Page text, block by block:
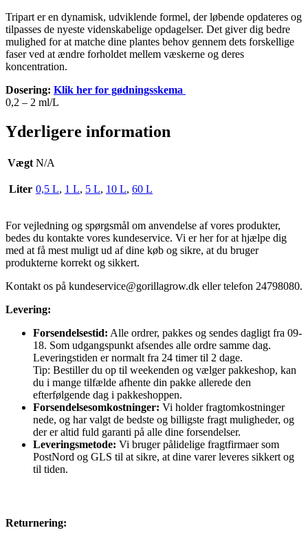
Tripart er en dynamisk, udviklende formel, der løbende opdateres og
tilpasses de nyeste videnskabelige opdagelser. Det giver dig bedre
mulighed for at matche dine plantes behov gennem dets forskellige
faser ved at ændre forholdet mellem væskerne og deres
koncentration.
Dosering: Klik her for gødningsskema
0,2 – 2 ml/L
Yderligere information
Vægt N/A
Liter 0,5 L, 1 L, 5 L, 10 L, 60 L
For vejledning og spørgsmål om anvendelse af vores produkter,
bedes du kontakte vores kundeservice. Vi er her for at hjælpe dig
med at få mest muligt ud af dine køb og sikre, at du bruger
produkterne korrekt og sikkert.
Kontakt os på kundeservice@gorillagrow.dk eller telefon 24798080.
Levering:
Forsendelsestid: Alle ordrer, pakkes og sendes dagligt fra 09-
18. Som udgangspunkt afsendes alle ordre samme dag.
Leveringstiden er normalt fra 24 timer til 2 dage.
Tip: Bestiller du op til weekenden og vælger pakkeshop, kan
du i mange tilfælde afhente din pakke allerede den
efterfølgende dag i pakkeshoppen.
Forsendelsesomkostninger: Vi holder fragtomkostninger
nede, og har valgt de bedste og billigste fragt muligheder, og
der er altid fuld garanti på alle dine forsendelser.
Leveringsmetode: Vi bruger pålidelige fragtfirmaer som
PostNord og GLS til at sikre, at dine varer leveres sikkert og
til tiden.
Returnering: